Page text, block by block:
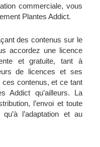
commerciale, vous
Plantes Addict.
des contenus sur le
accordez une licence
et gratuite, tant à
de licences et ses
contenus, et ce tant
Addict qu’ailleurs. La
l’envoi et toute
l’adaptation et au